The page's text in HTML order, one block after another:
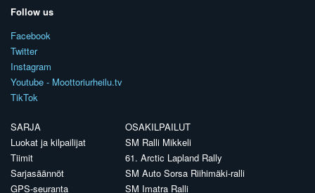
Follow us
Facebook
Twitter
Instagram
Youtube - Moottoriurheilu.tv
TikTok
SARJA
Luokat ja kilpailijat
Tiimit
Sarjasäännöt
GPS-seuranta
OSAKILPAILUT
SM Ralli Mikkeli
61. Arctic Lapland Rally
SM Auto Sorsa Riihimäki-ralli
SM Imatra Ralli